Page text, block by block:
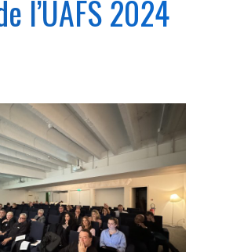
l’UAFS 2024